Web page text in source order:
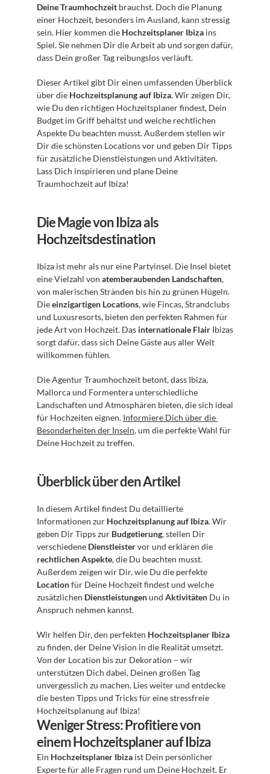
Deine Traumhochzeit brauchst. Doch die Planung
einer Hochzeit, besonders im Ausland, kann stressig
sein. Hier kommen die Hochzeitsplaner Ibiza ins
Spiel. Sie nehmen Dir die Arbeit ab und sorgen dafür,
dass Dein großer Tag reibungslos verläuft.
Dieser Artikel gibt Dir einen umfassenden Überblick
über die Hochzeitsplanung auf Ibiza. Wir zeigen Dir,
wie Du den richtigen Hochzeitsplaner findest, Dein
Budget im Griff behältst und welche rechtlichen
Aspekte Du beachten musst. Außerdem stellen wir
Dir die schönsten Locations vor und geben Dir Tipps
für zusätzliche Dienstleistungen und Aktivitäten.
Lass Dich inspirieren und plane Deine
Traumhochzeit auf Ibiza!
Die Magie von Ibiza als
Hochzeitsdestination
Ibiza ist mehr als nur eine Partyinsel. Die Insel bietet
eine Vielzahl von atemberaubenden Landschaften,
von malerischen Stränden bis hin zu grünen Hügeln.
Die einzigartigen Locations, wie Fincas, Strandclubs
und Luxusresorts, bieten den perfekten Rahmen für
jede Art von Hochzeit. Das internationale Flair Ibizas
sorgt dafür, dass sich Deine Gäste aus aller Welt
willkommen fühlen.
Die Agentur Traumhochzeit betont, dass Ibiza,
Mallorca und Formentera unterschiedliche
Landschaften und Atmosphären bieten, die sich ideal
für Hochzeiten eignen. Informiere Dich über die
Besonderheiten der Inseln, um die perfekte Wahl für
Deine Hochzeit zu treffen.
Überblick über den Artikel
In diesem Artikel findest Du detaillierte
Informationen zur Hochzeitsplanung auf Ibiza. Wir
geben Dir Tipps zur Budgetierung, stellen Dir
verschiedene Dienstleister
rechtlichen Aspekte, die Du beachten musst.
Location für Deine Hochzeit findest und welche
zusätzlichen Dienstleistungen und Aktivitäten Du in
Anspruch nehmen kannst.
Wir helfen Dir, den perfekten Hochzeitsplaner Ibiza
zu finden, der Deine Vision in die Realität umsetzt.
Von der Location bis zur Dekoration – wir
unterstützen Dich dabei, Deinen großen Tag
unvergesslich zu machen. Lies weiter und entdecke
die besten Tipps und Tricks für eine stressfreie
Hochzeitsplanung auf Ibiza!
Weniger Stress: Profitiere von
einem Hochzeitsplaner auf Ibiza
Ein Hochzeitsplaner Ibiza ist Dein persönlicher
Experte für alle Fragen rund um Deine Hochzeit. Er